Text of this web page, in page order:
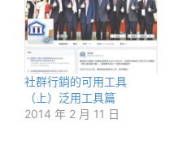
社群行銷的可用工具
（上）泛用工具篇
2014 年 2 月 11 日